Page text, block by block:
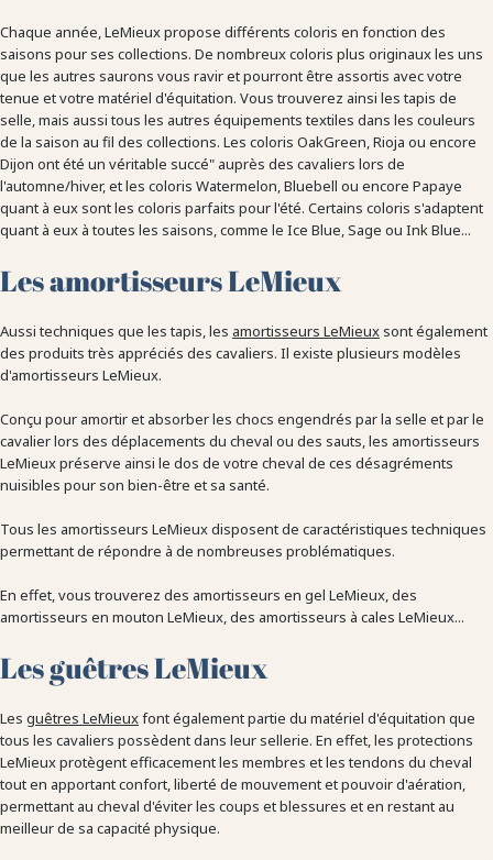
Chaque année, LeMieux propose différents coloris en fonction des
saisons pour ses collections. De nombreux coloris plus originaux les uns
que les autres saurons vous ravir et pourront être assortis avec votre
tenue et votre matériel d'équitation. Vous trouverez ainsi les tapis de
selle, mais aussi tous les autres équipements textiles dans les couleurs
de la saison au fil des collections. Les coloris OakGreen, Rioja ou encore
Dijon ont été un véritable succé" auprès des cavaliers lors de
l'automne/hiver, et les coloris Watermelon, Bluebell ou encore Papaye
quant à eux sont les coloris parfaits pour l'été. Certains coloris s'adaptent
quant à eux à toutes les saisons, comme le Ice Blue, Sage ou Ink Blue...
Les amortisseurs LeMieux
Aussi techniques que les tapis, les amortisseurs LeMieuxsont également
des produits très appréciés des cavaliers. Il existe plusieurs modèles
d'amortisseurs LeMieux.
Conçu pour amortir et absorber les chocs engendrés par la selle et par le
cavalier lors des déplacements du cheval ou des sauts, les amortisseurs
LeMieux préserve ainsi le dos de votre cheval de ces désagréments
nuisibles pour son bien-être et sa santé.
Tous les amortisseurs LeMieux disposent de caractéristiques techniques
permettant de répondre à de nombreuses problématiques.
En effet, vous trouverez des amortisseurs en gel LeMieux, des
amortisseurs en mouton LeMieux, des amortisseurs à cales LeMieux...
Les guêtres LeMieux
Les guêtres LeMieuxfont également partie du matériel d'équitation que
tous les cavaliers possèdent dans leur sellerie. En effet, les protections
LeMieux protègent efficacement les membres et les tendons du cheval
tout en apportant confort, liberté de mouvement et pouvoir d'aération,
permettant au cheval d'éviter les coups et blessures et en restant au
meilleur de sa capacité physique.